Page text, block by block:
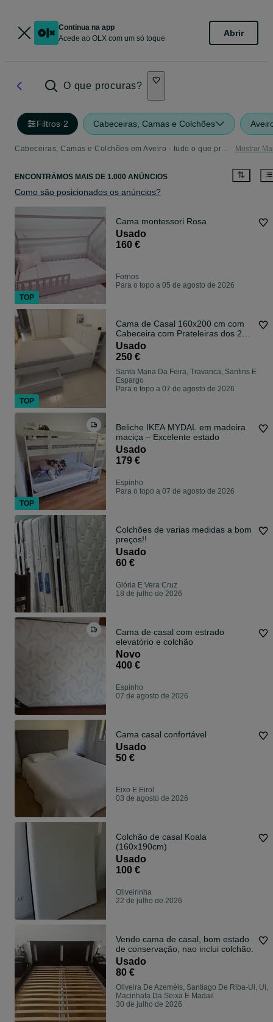
Continua na app
Acede ao OLX com um só toque
Abrir
O que procuras?
Filtros·2 Cabeceiras, Camas e Colchões
Cabeceiras, Camas e Colchões em Aveiro - tudo o que precisa Mostrar
ENCONTRÁMOS MAIS DE 1.000 ANÚNCIOS
Como são posicionados os anúncios?
Cama montessori Rosa
Usado
160 €
Fornos
Para o topo a 05 de agosto de 2026
Cama de Casal 160x200 cm com
Cabeceira com Prateleiras dos 2
Lados
Usado
250 €
Santa Maria Da Feira, Travanca, Sanfins E
Espargo
Para o topo a 07 de agosto de 2026
Beliche IKEA MYDAL em madeira
maciça – Excelente estado
Usado
179 €
Espinho
Para o topo a 07 de agosto de 2026
Colchões de varias medidas a bom
preços!!
Usado
60 €
Glória E Vera Cruz
18 de julho de 2026
Cama de casal com estrado
elevatório e colchão
Novo
400 €
Espinho
07 de agosto de 2026
Cama casal confortável
Usado
50 €
Eixo E Eirol
03 de agosto de 2026
Colchão de casal Koala
(160x190cm)
Usado
100 €
Oliveirinha
22 de julho de 2026
Vendo cama de casal, bom estado
de conservação, nao inclui colchão.
Usado
80 €
Oliveira De Azeméis, Santiago De Riba-Ul, Ul,
Macinhata Da Seixa E Madail
30 de julho de 2026
TOP
TOP
TOP